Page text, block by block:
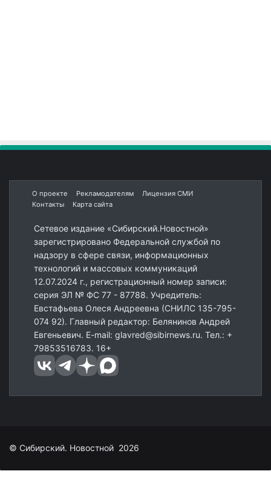
О проекте Рекламодателям
Лицензия СМИ
Контакты
Карта сайта
Сетевое издание «Сибирский.Новостной»
зарегистрировано Федеральной службой по
надзору в сфере связи, информационных
технологий и массовых коммуникаций
12.07.2024 г., регистрационный номер записи:
серия ЭЛ № ФС 77 - 87788. Учредитель:
Евстафьева Олеся Андреевна (СНИЛС 135-795-
074 92). Главный редактор: Белянинов Андрей
Евгеньевич. E-mail: glavred@sibirnews.ru. Тел.: +
79853516783. 16+
© Сибирский. Новостной 2026